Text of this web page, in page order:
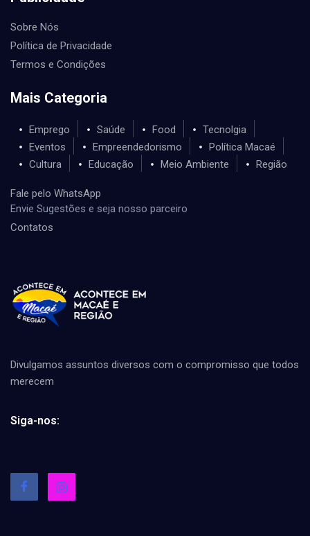
Sobre Nós
Política de Privacidade
Termos e Condições
Mais Categoria
Emprego Saúde Food
Tecnolgia
Eventos
Empreendedorismo
Política Macaé
Cultura
Educação Meio Ambiente Região
Fale pelo WhatsApp
Envie Sugestões e seja nosso parceiro
Contatos
Divulgamos assuntos diversos com o compromisso que todos
merecem
Siga-nos: